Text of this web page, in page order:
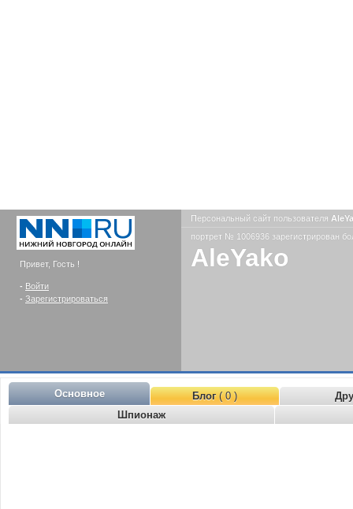
Привет, Гость !
- Войти
- Зарегистрироваться
Персональный сайт пользователя
портрет № 1006936 зарегистрирован
AleYako
Основное Блог( 0 )
Шпионаж